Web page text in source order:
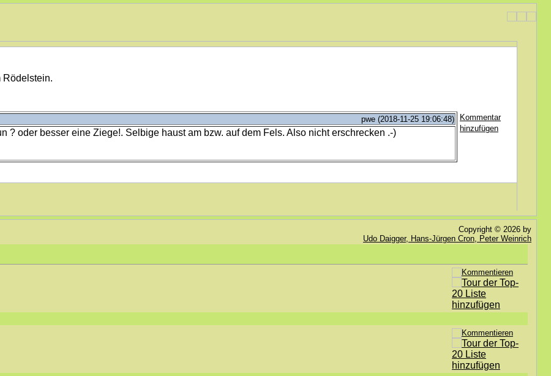
Rödelstein.
pwe (2018-11-25 19:06:48)
? oder besser eine Ziege!. Selbige haust am bzw. auf dem Fels. Also nicht erschrecken .-)
Kommentar
hinzufügen
Copyright © 2026 by
Udo Daigger, Hans-Jürgen Cron, Peter Weinrich